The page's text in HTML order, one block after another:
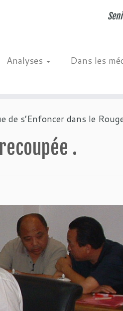
Analyses Dans les
s’Enfoncer dans le
.